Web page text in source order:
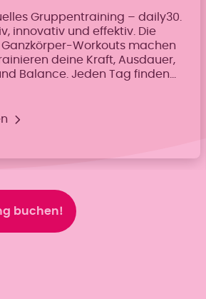
Gruppentraining – daily30.
innovativ und effektiv. Die
Workouts machen
deine Kraft, Ausdauer,
Balance. Jeden Tag finden
oder Fortgeschrittene –
buchen!